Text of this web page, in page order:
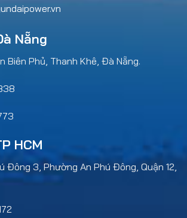
Nẵng
Biên Phủ, Thanh Khê, Đà Nẵng.
HCM
Đông 3, Phường An Phú Đông, Quận 12,